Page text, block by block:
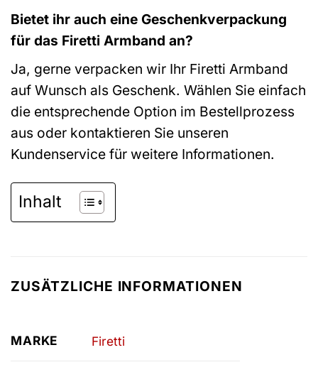
Bietet ihr auch eine Geschenkverpackung
für das Firetti Armband an?
Ja, gerne verpacken wir Ihr Firetti Armband
auf Wunsch als Geschenk. Wählen Sie einfach
die entsprechende Option im Bestellprozess
aus oder kontaktieren Sie unseren
Kundenservice für weitere Informationen.
Inhalt
ZUSÄTZLICHE INFORMATIONEN
MARKE Firetti